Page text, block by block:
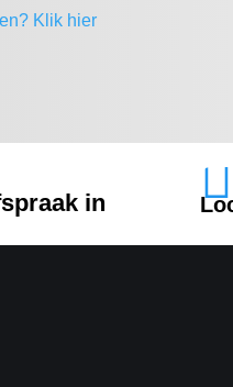
Klik hier
in 